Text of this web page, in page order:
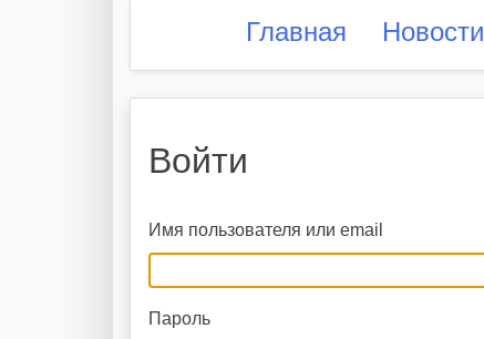
Главная Новости
Войти
Имя пользователя или email
Пароль